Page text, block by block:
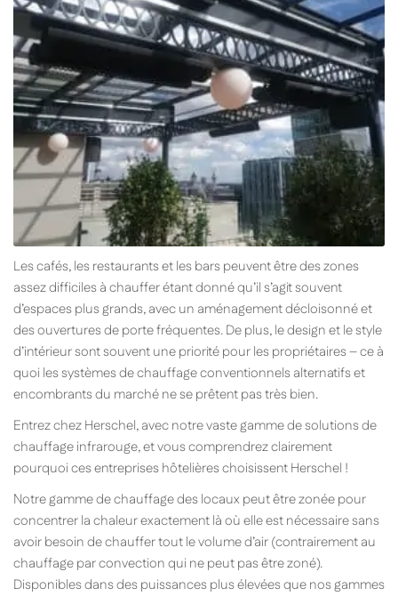
Les cafés, les restaurants et les bars peuvent être des zones
assez difficiles à chauffer étant donné qu’il s’agit souvent
d’espaces plus grands, avec un aménagement décloisonné et
des ouvertures de porte fréquentes. De plus, le design et le style
d’intérieur sont souvent une priorité pour les propriétaires – ce à
quoi les systèmes de chauffage conventionnels alternatifs et
encombrants du marché ne se prêtent pas très bien.
Entrez chez Herschel, avec notre vaste gamme de solutions de
chauffage infrarouge, et vous comprendrez clairement
pourquoi ces entreprises hôtelières choisissent Herschel !
Notre gamme de chauffage des locaux peut être zonée pour
concentrer la chaleur exactement là où elle est nécessaire sans
avoir besoin de chauffer tout le volume d’air (contrairement au
chauffage par convection qui ne peut pas être zoné).
Disponibles dans des puissances plus élevées que nos gammes